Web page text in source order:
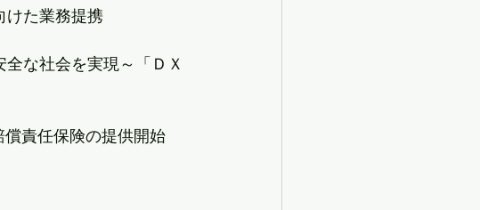
けた業務提携
な社会を実現～「ＤＸ
償責任保険の提供開始